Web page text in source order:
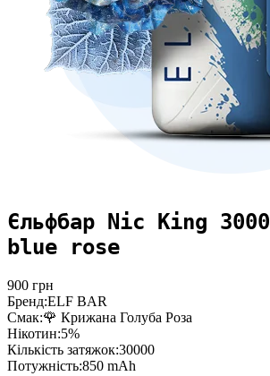
Єльфбар Nic King
blue rose
900 грн
Бренд:ELF BAR
Смак:🌹 Крижана Голуба Роза
Нікотин:5%
Кількість затяжок:30000
Потужність:850 mAh